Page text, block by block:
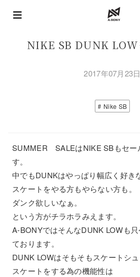
NIKE SB DUNK
2017年07月23日
Nike SB
SUMMER SALEはNIKE SBもセー
す。
中でもDUNKはやっぱり幅広く好き
スケートをやる方もやらない方も。
ダンク欲しいなぁ。
という方がチラホラみえます。
A-BONYではそんなDUNK LOWも
ております。
DUNK LOWはそもそもスケートシュ
スケートをする為の機能性は